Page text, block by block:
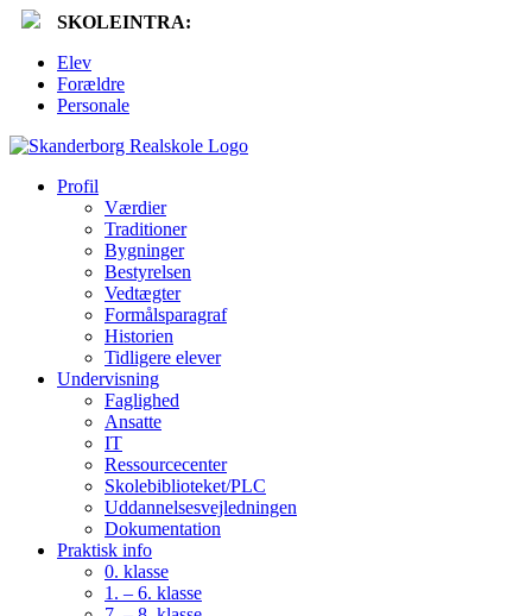
SKOLEINTRA:
Elev
Forældre
Personale
Profil
Værdier
Traditioner
Bygninger
Bestyrelsen
Vedtægter
Formålsparagraf
Historien
Tidligere elever
Undervisning
Faglighed
Ansatte
IT
Ressourcecenter
Skolebiblioteket/PLC
Uddannelsesvejledningen
Dokumentation
Praktisk info
0. klasse
1. – 6. klasse